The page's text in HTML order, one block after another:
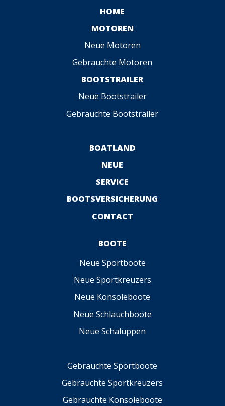
HOME
MOTOREN
Neue Motoren
Gebrauchte Motoren
BOOTSTRAILER
Neue Bootstrailer
Gebrauchte Bootstrailer
BOATLAND
NEUE
SERVICE
BOOTSVERSICHERUNG
CONTACT
BOOTE
Neue Sportboote
Neue Sportkreuzers
Neue Konsoleboote
Neue Schlauchboote
Neue Schaluppen
Gebrauchte Sportboote
Gebrauchte Sportkreuzers
Gebrauchte Konsoleboote